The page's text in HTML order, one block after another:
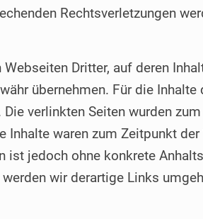
Rechtsverletzungen
Dritter, auf deren
übernehmen. Für die
verlinkten Seiten wurden
waren zum Zeitpunkt
ist jedoch ohne konkrete
wir derartige Links